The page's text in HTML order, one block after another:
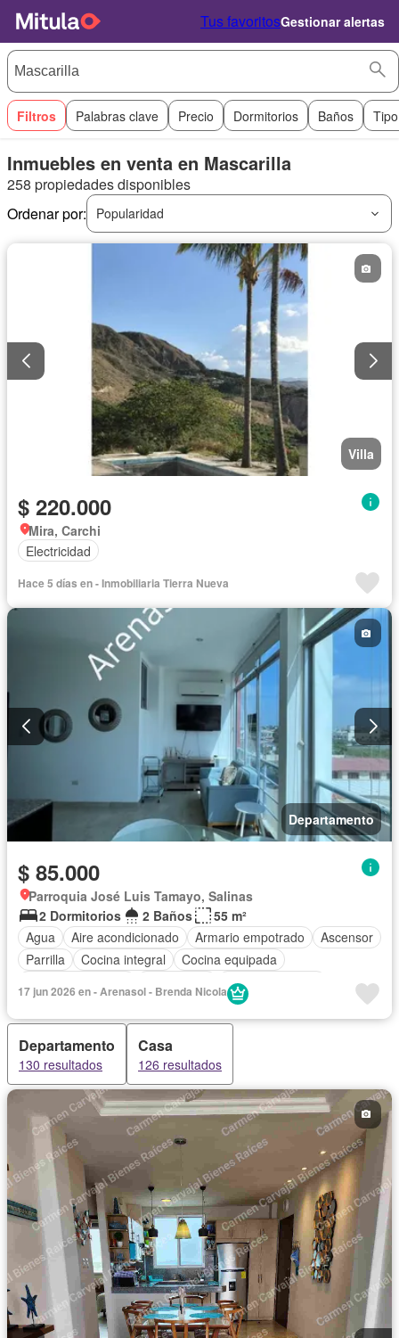
Tus favoritosGestionar alertas
Filtros Palabras clave Precio Dormitorios Baños
Inmuebles en venta en Mascarilla
258 propiedades disponibles
Ordenar por:
Popularidad
Villa
$ 220.000
Mira, Carchi
Electricidad
Hace 5 días en - Inmobiliaria Tierra Nueva
Departamento
$ 85.000
Parroquia José Luis Tamayo, Salinas
2 Dormitorios
2 Baños
55 m²
Agua
Aire acondicionado Armario empotrado
Ascensor
Parrilla
Cocina integral
Cocina equipada
Estacionamiento
Garita de guardianía
Jardín
Conserje
Seguridad Vista panorámica Wifi
17 jun 2026 en - Arenasol - Brenda Nicola
Departamento
130 resultados
Casa
126 resultados